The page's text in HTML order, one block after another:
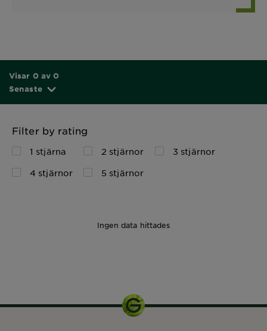
Visar 0 av 0
Senaste
Filter by rating
1 stjärna 2 stjärnor
3 stjärnor
4 stjärnor
5 stjärnor
Ingen data hittades